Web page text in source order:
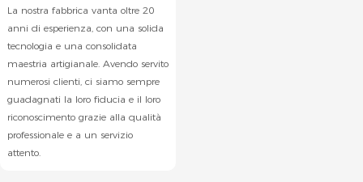
La nostra fabbrica vanta oltre 20
anni di esperienza, con una solida
tecnologia e una consolidata
maestria artigianale. Avendo servito
numerosi clienti, ci siamo sempre
guadagnati la loro fiducia e il loro
riconoscimento grazie alla qualità
professionale e a un servizio
attento.